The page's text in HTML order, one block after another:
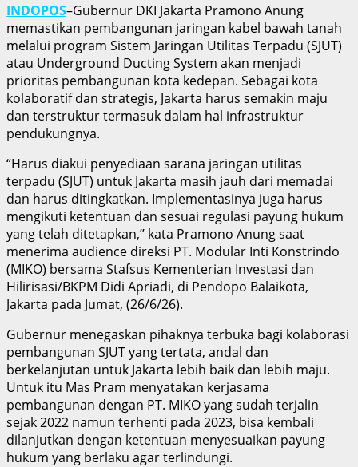
INDOPOS–Gubernur DKI Jakarta Pramono Anung
memastikan pembangunan jaringan kabel bawah tanah
melalui program Sistem Jaringan Utilitas Terpadu (SJUT)
atau Underground Ducting System akan menjadi
prioritas pembangunan kota kedepan. Sebagai kota
kolaboratif dan strategis, Jakarta harus semakin maju
dan terstruktur termasuk dalam hal infrastruktur
pendukungnya.
“Harus diakui penyediaan sarana jaringan utilitas
terpadu (SJUT) untuk Jakarta masih jauh dari memadai
dan harus ditingkatkan. Implementasinya juga harus
mengikuti ketentuan dan sesuai regulasi payung hukum
yang telah ditetapkan,’’ kata Pramono Anung saat
menerima audience direksi PT. Modular Inti Konstrindo
(MIKO) bersama Stafsus Kementerian Investasi dan
Hilirisasi/BKPM Didi Apriadi, di Pendopo Balaikota,
Jakarta pada Jumat, (26/6/26).
Gubernur menegaskan pihaknya terbuka bagi kolaborasi
pembangunan SJUT yang tertata, andal dan
berkelanjutan untuk Jakarta lebih baik dan lebih maju.
Untuk itu Mas Pram menyatakan kerjasama
pembangunan dengan PT. MIKO yang sudah terjalin
sejak 2022 namun terhenti pada 2023, bisa kembali
dilanjutkan dengan ketentuan menyesuaikan payung
hukum yang berlaku agar terlindungi.